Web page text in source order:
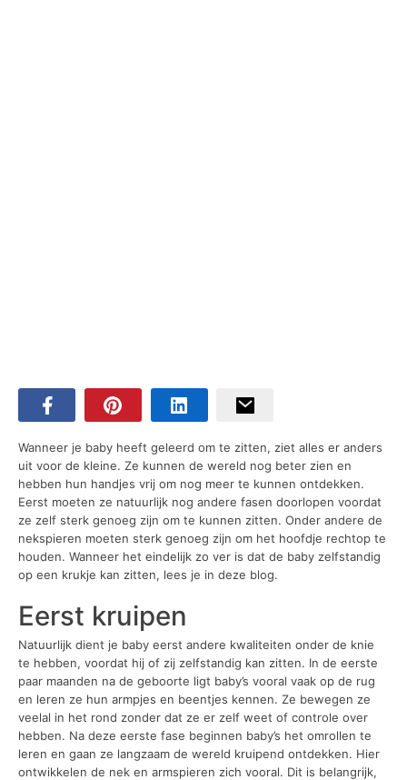
Wanneer je baby heeft geleerd om te zitten, ziet alles er anders
uit voor de kleine. Ze kunnen de wereld nog beter zien en
hebben hun handjes vrij om nog meer te kunnen ontdekken.
Eerst moeten ze natuurlijk nog andere fasen doorlopen voordat
ze zelf sterk genoeg zijn om te kunnen zitten. Onder andere de
nekspieren moeten sterk genoeg zijn om het hoofdje rechtop te
houden. Wanneer het eindelijk zo ver is dat de baby zelfstandig
op een krukje kan zitten, lees je in deze blog.
Eerst kruipen
Natuurlijk dient je baby eerst andere kwaliteiten onder de knie
te hebben, voordat hij of zij zelfstandig kan zitten. In de eerste
paar maanden na de geboorte ligt baby’s vooral vaak op de rug
en leren ze hun armpjes en beentjes kennen. Ze bewegen ze
veelal in het rond zonder dat ze er zelf weet of controle over
hebben. Na deze eerste fase beginnen baby’s het omrollen te
leren en gaan ze langzaam de wereld kruipend ontdekken. Hier
ontwikkelen de nek en armspieren zich vooral. Dit is belangrijk,